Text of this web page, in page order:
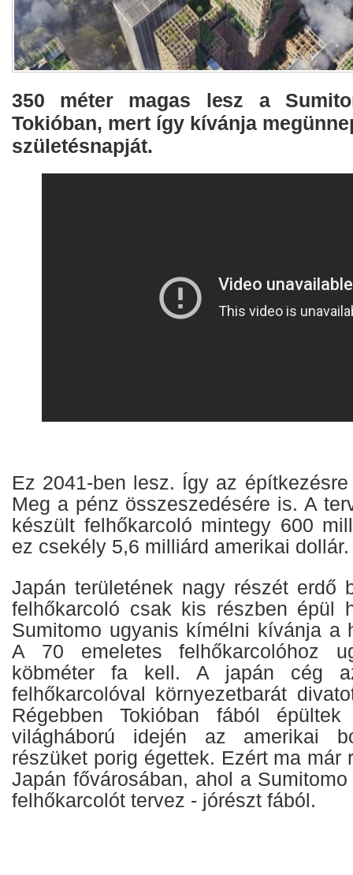
350 méter magas lesz a
Tokióban, mert így kívánja
születésnapját.
Ez 2041-ben lesz. Így az
Meg a pénz összeszedésére is. A
készült felhőkarcoló mintegy 600
ez csekély 5,6 milliárd amerikai dollár.
Japán területének nagy részét erdő
felhőkarcoló csak kis részben épül
Sumitomo ugyanis kímélni kívánja a
A 70 emeletes felhőkarcolóhoz
köbméter fa kell. A japán cég
felhőkarcolóval környezetbarát
Régebben Tokióban fából
világháború idején az amerikai
részüket porig égettek. Ezért ma már
Japán fővárosában, ahol a
felhőkarcolót tervez - jórészt fából.